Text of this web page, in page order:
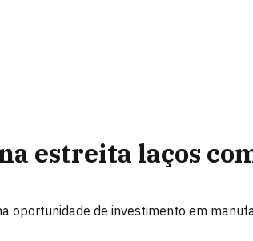
estreita laços
oportunidade de investimento em